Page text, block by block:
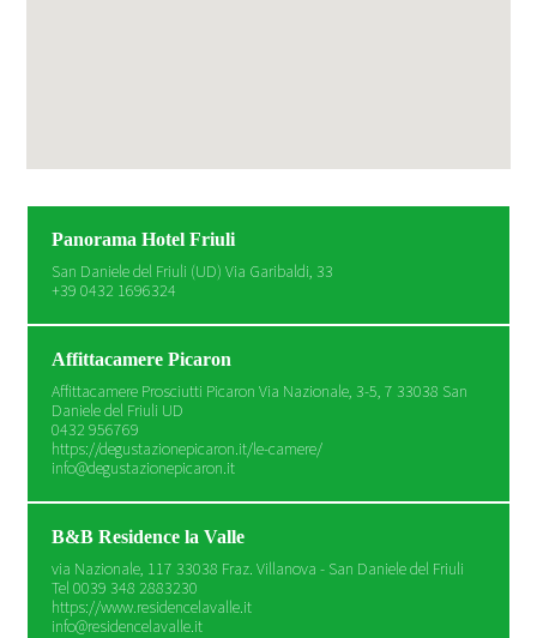
Panorama Hotel Friuli
San Daniele del Friuli (UD) Via Garibaldi, 33
+39 0432 1696324
Affittacamere Picaron
Affittacamere Prosciutti Picaron Via Nazionale, 3-5, 7 33038 San
Daniele del Friuli UD
0432 956769
https://degustazionepicaron.it/le-camere/
info@degustazionepicaron.it
B&B Residence la Valle
via Nazionale, 117 33038 Fraz. Villanova - San Daniele del Friuli
Tel 0039 348 2883230
https://www.residencelavalle.it
info@residencelavalle.it